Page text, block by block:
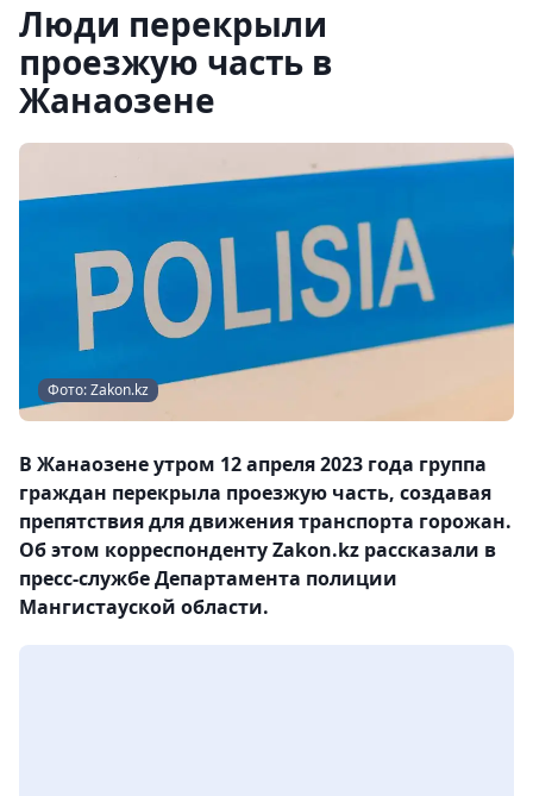
Люди перекрыли
проезжую часть в
Жанаозене
Фото: Zakon.kz
В Жанаозене утром 12 апреля 2023 года группа
граждан перекрыла проезжую часть, создавая
препятствия для движения транспорта горожан.
Об этом корреспонденту Zakon.kz рассказали в
пресс-службе Департамента полиции
Мангистауской области.